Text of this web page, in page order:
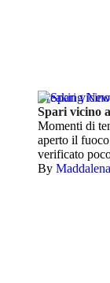
Breaking
Spari vicino
Momenti di
aperto il
verificato
By